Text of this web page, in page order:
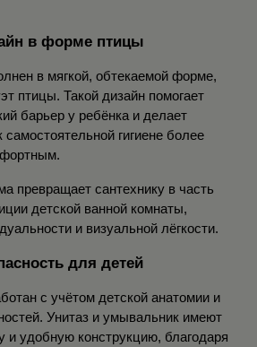
в форме птицы
в мягкой, обтекаемой форме,
птицы. Такой дизайн помогает
барьер у ребёнка и делает
самостоятельной гигиене более
превращает сантехнику в часть
детской ванной комнаты,
и визуальной лёгкости.
для детей
с учётом детской анатомии и
Унитаз и умывальник имеют
и удобную конструкцию, благодаря